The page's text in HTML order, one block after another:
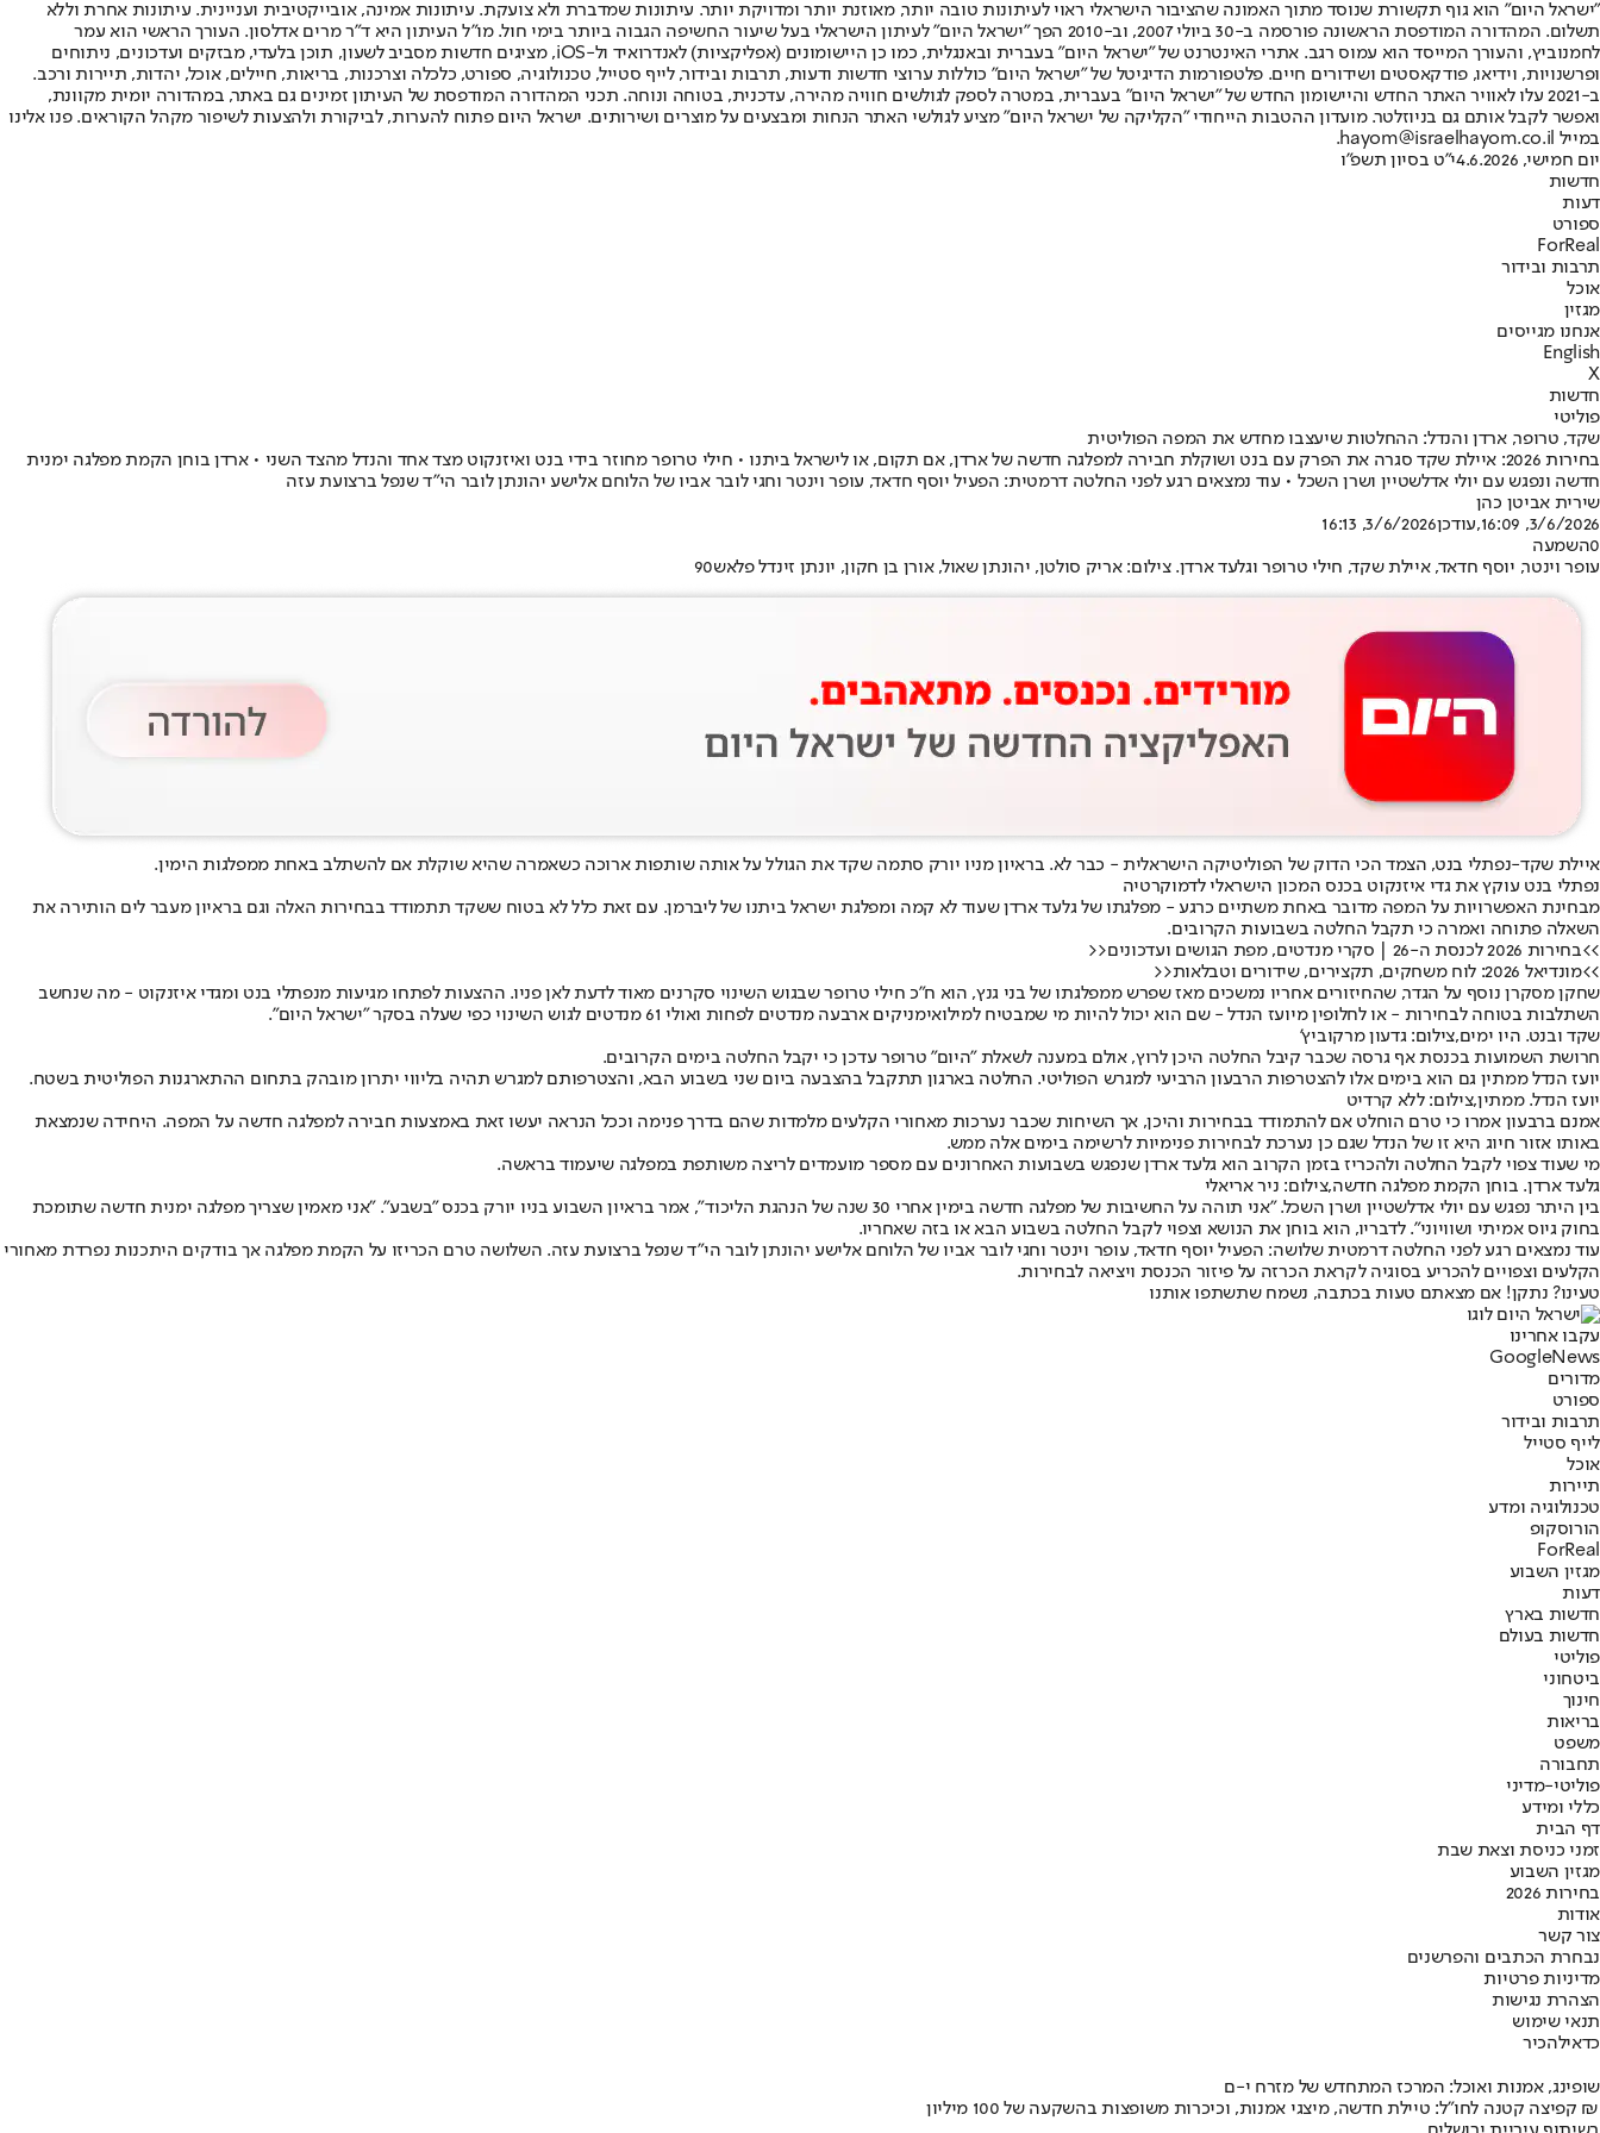
"ישראל היום" הוא גוף תקשורת שנוסד מתוך האמונה שהציבור הישראלי ראוי לעיתונות טובה יותר, מאוזנת יותר ומדויקת יותר. עיתונות שמדברת ולא צועקת. עיתונות אמינה, אובייקטיבית ועניינית. עיתונות אחרת וללא
תשלום. המהדורה המודפסת הראשונה פורסמה ב-30 ביולי 2007, וב-2010 הפך "ישראל היום" לעיתון הישראלי בעל שיעור החשיפה הגבוה ביותר בימי חול. מו"ל העיתון היא ד"ר מרים אדלסון. העורך הראשי הוא עמר
לחמנוביץ, והעורך המייסד הוא עמוס רגב. אתרי האינטרנט של "ישראל היום" בעברית ובאנגלית, כמו כן היישומונים (אפליקציות) לאנדרואיד ול-iOS, מציגים חדשות מסביב לשעון, תוכן בלעדי, מבזקים ועדכונים, ניתוחים
ופרשנויות, וידיאו, פודקאסטים ושידורים חיים. פלטפורמות הדיגיטל של "ישראל היום" כוללות ערוצי חדשות ודעות, תרבות ובידור, לייף סטייל, טכנולוגיה, ספורט, כלכלה וצרכנות, בריאות, חיילים, אוכל, יהדות, תיירות ורכב.
ב-2021 עלו לאוויר האתר החדש והיישומון החדש של "ישראל היום" בעברית, במטרה לספק לגולשים חוויה מהירה, עדכנית, בטוחה ונוחה. תכני המהדורה המודפסת של העיתון זמינים גם באתר, במהדורה יומית מקוונת,
ואפשר לקבל אותם גם בניוזלטר. מועדון ההטבות הייחודי "הקליקה של ישראל היום" מציע לגולשי האתר הנחות ומבצעים על מוצרים ושירותים. ישראל היום פתוח להערות, לביקורת ולהצעות לשיפור מקהל הקוראים. פנו אלינו
במייל hayom@israelhayom.co.il.
יום חמישי, 4.6.2026
י"ט בסיון תשפ"ו
חדשות
דעות
ספורט
ForReal
תרבות ובידור
אוכל
מגזין
אנחנו מגייסים
English
X
חדשות
פוליטי
שקד, טרופר, ארדן והנדל: ההחלטות שיעצבו מחדש את המפה הפוליטית
בחירות 2026: איילת שקד סגרה את הפרק עם בנט ושוקלת חבירה למפלגה חדשה של ארדן, אם תקום, או לישראל ביתנו • חילי טרופר מחוזר בידי בנט ואיזנקוט מצד אחד והנדל מהצד השני • ארדן בוחן הקמת מפלגה ימנית
חדשה ונפגש עם יולי אדלשטיין ושרן השכל • עוד נמצאים רגע לפני החלטה דרמטית: הפעיל יוסף חדאד, עופר וינטר וחגי לובר אביו של הלוחם אלישע יהונתן לובר הי"ד שנפל ברצועת עזה
שירית אביטן כהן
3/6/2026, 16:09
,עודכן3/6/2026, 16:13
0השמעה
עופר וינטר, יוסף חדאד, איילת שקד, חילי טרופר וגלעד ארדן. צילום: אריק סולטן, יהונתן שאול, אורן בן חקון, יונתן זינדל פלאש90
איילת שקד-נפתלי בנט, הצמד הכי הדוק של הפוליטיקה הישראלית - כבר לא. בראיון מניו יורק סתמה שקד את הגולל על אותה שותפות ארוכה כשאמרה שהיא שוקלת אם להשתלב באחת ממפלגות הימין.
נפתלי בנט עוקץ את גדי איזנקוט בכנס המכון הישראלי לדמוקרטיה
מבחינת האפשרויות על המפה מדובר באחת משתיים כרגע - מפלגתו של גלעד ארדן שעוד לא קמה ומפלגת ישראל ביתנו של ליברמן. עם זאת כלל לא בטוח ששקד תתמודד בבחירות האלה וגם בראיון מעבר לים הותירה את
השאלה פתוחה ואמרה כי תקבל החלטה בשבועות הקרובים.
>>בחירות 2026 לכנסת ה-26 | סקרי מנדטים, מפת הגושים ועדכונים<<
>>מונדיאל 2026: לוח משחקים, תקצירים, שידורים וטבלאות<<
שחקן מסקרן נוסף על הגדר, שהחיזורים אחריו נמשכים מאז שפרש ממפלגתו של בני גנץ, הוא ח"כ חילי טרופר שבגוש השינוי סקרנים מאוד לדעת לאן פניו. ההצעות לפתחו מגיעות מנפתלי בנט ומגדי איזנקוט - מה שנחשב
השתלבות בטוחה לבחירות - או לחלופין מיועז הנדל - שם הוא יכול להיות מי שמבטיח למילואימניקים ארבעה מנדטים לפחות ואולי 61 מנדטים לגוש השינוי כפי שעלה בסקר "ישראל היום".
שקד ובנט. היו ימים,צילום: גדעון מרקוביץ'
חרושת השמועות בכנסת אף גרסה שכבר קיבל החלטה היכן לרוץ, אולם במענה לשאלת "היום" טרופר עדכן כי יקבל החלטה בימים הקרובים.
יועז הנדל ממתין גם הוא בימים אלו להצטרפות הרבעון הרביעי למגרש הפוליטי. החלטה בארגון תתקבל בהצבעה ביום שני בשבוע הבא, והצטרפותם למגרש תהיה בליווי יתרון מובהק בתחום ההתארגנות הפוליטית בשטח.
יועז הנדל. ממתין,צילום: ללא קרדיט
אמנם ברבעון אמרו כי טרם הוחלט אם להתמודד בבחירות והיכן, אך השיחות שכבר נערכות מאחורי הקלעים מלמדות שהם בדרך פנימה וככל הנראה יעשו זאת באמצעות חבירה למפלגה חדשה על המפה. היחידה שנמצאת
באותו אזור חיוג היא זו של הנדל שגם כן נערכת לבחירות פנימיות לרשימה בימים אלה ממש.
מי שעוד צפוי לקבל החלטה ולהכריז בזמן הקרוב הוא גלעד ארדן שנפגש בשבועות האחרונים עם מספר מועמדים לריצה משותפת במפלגה שיעמוד בראשה.
גלעד ארדן. בוחן הקמת מפלגה חדשה,צילום: ניר אריאלי
בין היתר נפגש עם יולי אדלשטיין ושרן השכל. "אני תוהה על החשיבות של מפלגה חדשה בימין אחרי 30 שנה של הנהגת הליכוד", אמר בראיון השבוע בניו יורק בכנס "בשבע". "אני מאמין שצריך מפלגה ימנית חדשה שתומכת
בחוק גיוס אמיתי ושוויוני". לדבריו, הוא בוחן את הנושא וצפוי לקבל החלטה בשבוע הבא או בזה שאחריו.
עוד נמצאים רגע לפני החלטה דרמטית שלושה: הפעיל יוסף חדאד, עופר וינטר וחגי לובר אביו של הלוחם אלישע יהונתן לובר הי"ד שנפל ברצועת עזה. השלושה טרם הכריזו על הקמת מפלגה אך בודקים היתכנות נפרדת מאחורי
הקלעים וצפויים להכריע בסוגיה לקראת הכרזה על פיזור הכנסת ויציאה לבחירות.
טעינו? נתקן! אם מצאתם טעות בכתבה, נשמח שתשתפו אותנו
עקבו אחרינו
Googl eNews
מדורים
ספורט
תרבות ובידור
לייף סטייל
אוכל
תיירות
טכנולוגיה ומדע
הורוסקופ
ForReal
מגזין השבוע
דעות
חדשות בארץ
חדשות בעולם
פוליטי
ביטחוני
חינוך
בריאות
משפט
תחבורה
פוליטי-מדיני
כללי ומידע
דף הבית
זמני כניסת וצאת שבת
מגזין השבוע
בחירות 2026
אודות
צור קשר
נבחרת הכתבים והפרשנים
מדיניות פרטיות
הצהרת נגישות
תנאי שימוש
כדאילהכיר
שופינג, אמנות ואוכל: המרכז המתחדש של מזרח י-ם
קפיצה קטנה לחו"ל: טיילת חדשה, מיצגי אמנות, וכיכרות משופצות בהשקעה של 100 מיליון ₪